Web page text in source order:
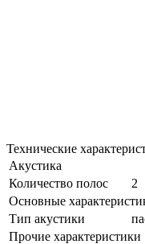
Технические
Акустика
Количество полос
2
Основные
Тип акустики
Прочие характеристики